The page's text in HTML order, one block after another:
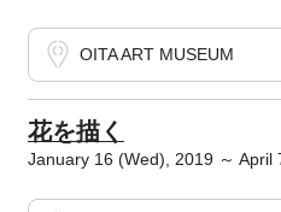
OITA ART MUSEUM
花を描く
January 16 (Wed), 2019 ～ April